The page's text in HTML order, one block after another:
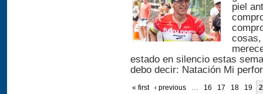
piel
cosas,
estado en silencio estas
debo decir: Natación Mi
« first ‹ previous … 16 17 18 19